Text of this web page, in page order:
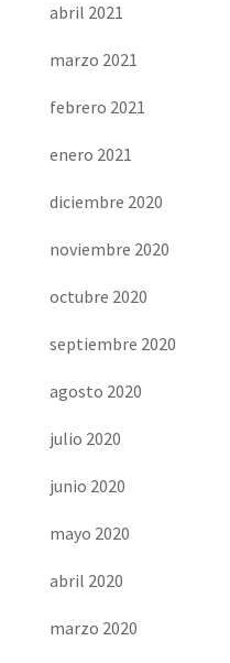
abril 2021
marzo 2021
febrero 2021
enero 2021
diciembre 2020
noviembre 2020
octubre 2020
septiembre 2020
agosto 2020
julio 2020
junio 2020
mayo 2020
abril 2020
marzo 2020